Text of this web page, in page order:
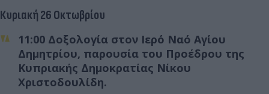
Κυριακή 26 Οκτωβρίου
11:00 Δοξολογία στον Ιερό Ναό Αγίου
Δημητρίου, παρουσία του Προέδρου της
Κυπριακής Δημοκρατίας Νίκου
Χριστοδουλίδη.